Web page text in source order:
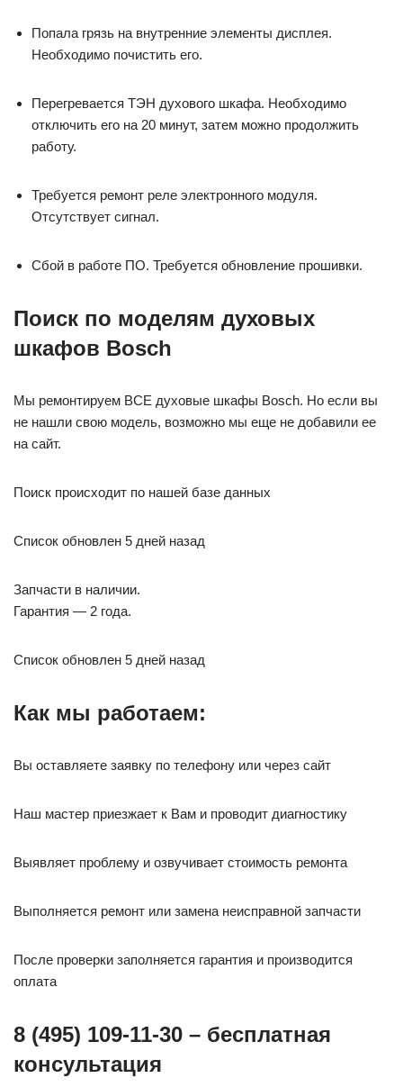
Попала грязь на внутренние элементы дисплея.
Необходимо почистить его.
Перегревается ТЭН духового шкафа. Необходимо
отключить его на 20 минут, затем можно продолжить
работу.
Требуется ремонт реле электронного модуля.
Отсутствует сигнал.
Сбой в работе ПО. Требуется обновление прошивки.
Поиск по моделям духовых
шкафов Bosch
Мы ремонтируем ВСЕ духовые шкафы Bosch. Но если вы
не нашли свою модель, возможно мы еще не добавили ее
на сайт.
Поиск происходит по нашей базе данных
Список обновлен 5 дней назад
Запчасти в наличии.
Гарантия — 2 года.
Список обновлен 5 дней назад
Как мы работаем:
Вы оставляете заявку по телефону или через сайт
Наш мастер приезжает к Вам и проводит диагностику
Выявляет проблему и озвучивает стоимость ремонта
Выполняется ремонт или замена неисправной запчасти
После проверки заполняется гарантия и производится
оплата
8 (495) 109-11-30 – бесплатная
консультация